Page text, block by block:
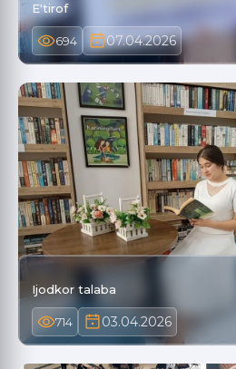
E'tirof
694 07.04.2026
Ijodkor talaba
714 03.04.2026